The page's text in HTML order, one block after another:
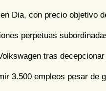
Dia, con precio objetivo
perpetuas
tras
3.500 empleos pesar de